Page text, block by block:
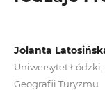
Jolanta
Uniwersytet
Geografii Turyzmu